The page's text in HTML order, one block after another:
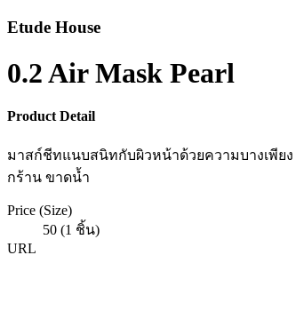
Etude House
0.2 Air Mask Pearl
Product Detail
มาสก์ชีทแนบสนิทกับผิวหน้าด้วยความบางเพีย
กร้าน ขาดน้ำ
Price (Size)
50 (1 ชิ้น)
URL